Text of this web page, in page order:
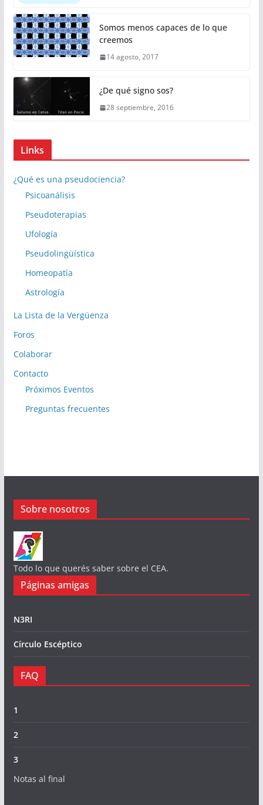
Somos menos capaces de lo que
creemos
14 agosto, 2017
¿De qué signo sos?
28 septiembre, 2016
Links
¿Qué es una pseudociencia?
Psicoanálisis
Pseudoterapias
Ufología
Pseudolingüística
Homeopatía
Astrología
La Lista de la Vergüenza
Foros
Colaborar
Contacto
Próximos Eventos
Preguntas frecuentes
Sobre nosotros
Todo lo que querés saber sobre el CEA.
Páginas amigas
N3RI
Círculo Escéptico
FAQ
1
2
3
Notas al final